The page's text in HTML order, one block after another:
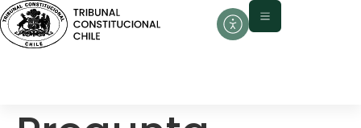
contenido